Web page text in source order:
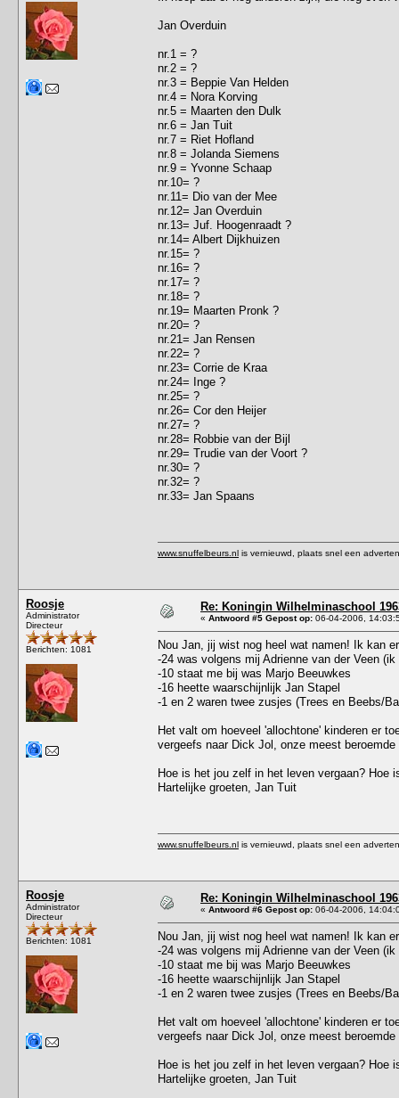
Jan Overduin
nr.1 = ?
nr.2 = ?
nr.3 = Beppie Van Helden
nr.4 = Nora Korving
nr.5 = Maarten den Dulk
nr.6 = Jan Tuit
nr.7 = Riet Hofland
nr.8 = Jolanda Siemens
nr.9 = Yvonne Schaap
nr.10= ?
nr.11= Dio van der Mee
nr.12= Jan Overduin
nr.13= Juf. Hoogenraadt ?
nr.14= Albert Dijkhuizen
nr.15= ?
nr.16= ?
nr.17= ?
nr.18= ?
nr.19= Maarten Pronk ?
nr.20= ?
nr.21= Jan Rensen
nr.22= ?
nr.23= Corrie de Kraa
nr.24= Inge ?
nr.25= ?
nr.26= Cor den Heijer
nr.27= ?
nr.28= Robbie van der Bijl
nr.29= Trudie van der Voort ?
nr.30= ?
nr.32= ?
nr.33= Jan Spaans
www.snuffelbeurs.nl is vernieuwd, plaats snel een
Roosje
Administrator
Directeur
Berichten: 1081
Re: Koningin Wilhelminaschool
« Antwoord #5 Gepost op: 06-04-2006,
Nou Jan, jij wist nog heel wat namen! Ik kan
-24 was volgens mij Adrienne van der Veen
-10 staat me bij was Marjo Beeuwkes
-16 heette waarschijnlijk Jan Stapel
-1 en 2 waren twee zusjes (Trees en Beebs/
Het valt om hoeveel 'allochtone' kinderen er
vergeefs naar Dick Jol, onze meest
Hoe is het jou zelf in het leven vergaan? Hoe
Hartelijke groeten, Jan Tuit
www.snuffelbeurs.nl is vernieuwd, plaats snel een
Roosje
Administrator
Directeur
Berichten: 1081
Re: Koningin Wilhelminaschool
« Antwoord #6 Gepost op: 06-04-2006,
Nou Jan, jij wist nog heel wat namen! Ik kan
-24 was volgens mij Adrienne van der Veen
-10 staat me bij was Marjo Beeuwkes
-16 heette waarschijnlijk Jan Stapel
-1 en 2 waren twee zusjes (Trees en Beebs/
Het valt om hoeveel 'allochtone' kinderen er
vergeefs naar Dick Jol, onze meest
Hoe is het jou zelf in het leven vergaan? Hoe
Hartelijke groeten, Jan Tuit